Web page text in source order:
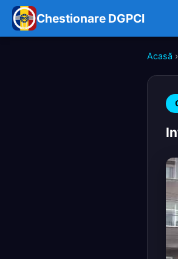
Chestionare DGPCI
Acasă ›